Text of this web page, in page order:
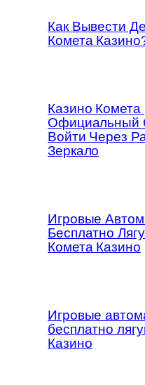
Как Вывести
Комета
Казино Комета
Официальный
Войти Через
Зеркало
Игровые
Бесплатно
Комета Казино
Игровые
бесплатно
Казино